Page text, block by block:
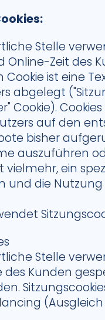
Stelle
Online-Zeit des
Cookie ist eine
abgelegt
Cookie).
auf den
bisher
auszuführen
vielmehr, ein
und die
Stelle
Kunden